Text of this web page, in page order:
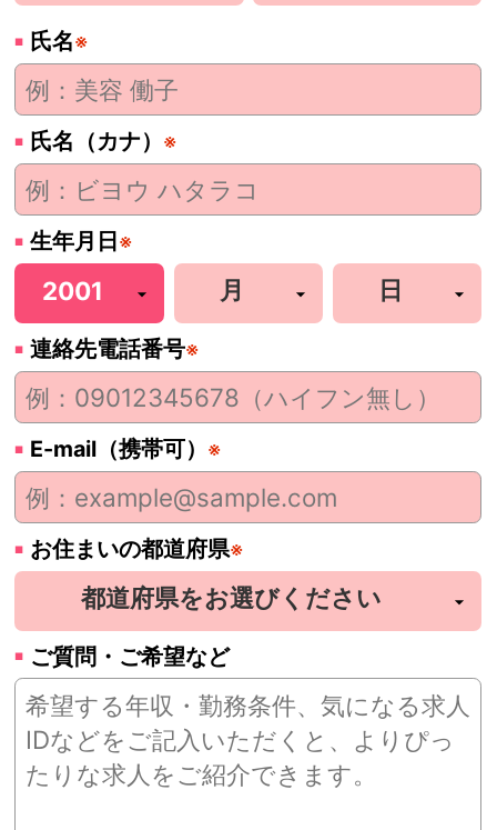
氏名※
氏名（カナ） ※
生年月日 ※
連絡先電話番号※
E-mail（携帯可） ※
お住まいの都道府県※
ご質問・ご希望など